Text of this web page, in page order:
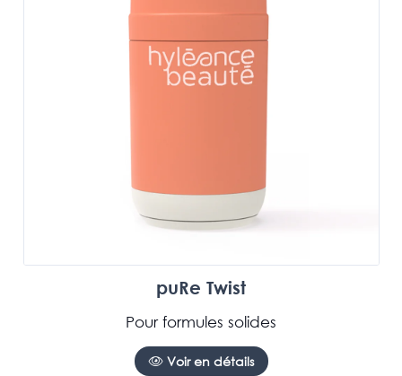
puRe Twist
Pour formules solides
Voir en détails